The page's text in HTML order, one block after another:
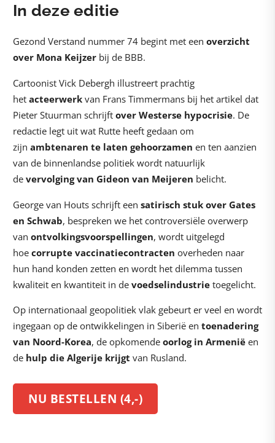
In deze editie
Gezond Verstand nummer 74 begint met een overzicht
over Mona Keijzer bij de BBB.
Cartoonist Vick Debergh illustreert prachtig
het acteerwerk van Frans Timmermans bij het artikel dat
Pieter Stuurman schrijft over Westerse hypocrisie. De
redactie legt uit wat Rutte heeft gedaan om
zijn ambtenaren te laten gehoorzamen en ten aanzien
van de binnenlandse politiek wordt natuurlijk
de vervolging van Gideon van Meijeren belicht.
George van Houts schrijft een satirisch stuk over Gates
en Schwab, bespreken we het controversiële overwerp
van ontvolkingsvoorspellingen, wordt uitgelegd
hoe corrupte vaccinatiecontracten overheden naar
hun hand konden zetten en wordt het dilemma tussen
kwaliteit en kwantiteit in de voedselindustrie toegelicht.
Op internationaal geopolitiek vlak gebeurt er veel en wordt
ingegaan op de ontwikkelingen in Siberië en toenadering
van Noord-Korea, de opkomende oorlog in Armenië en
de hulp die Algerije krijgt van Rusland.
NU BESTELLEN (4,-)